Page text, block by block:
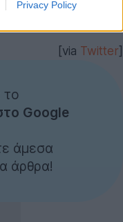
Privacy Policy
[via Twitter]
το
Google
άμεσα
άρθρα!